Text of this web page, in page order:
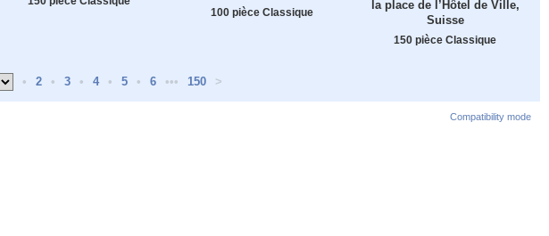
100 pièce Classique
la place de l’Hôtel de Ville,
Suisse
150 pièce Classique
• 2 • 3 • 4 • 5 • 6 ••• 150 >
Compatibility mode